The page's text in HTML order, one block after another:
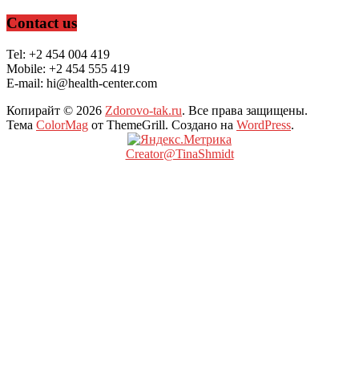
Contact us
Tel: +2 454 004 419
Mobile: +2 454 555 419
E-mail: hi@health-center.com
Копирайт © 2026 Zdorovo-tak.ru. Все права защищены.
Тема ColorMag от ThemeGrill. Создано на WordPress.
Creator@TinaShmidt